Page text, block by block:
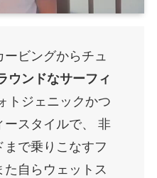
ビングからチュ
ウンドなサーフィ
トジェニックかつ
ースタイルで、 非
で乗りこなすフ
た自らウェットス